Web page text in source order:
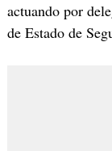
actuando por
de Estado de